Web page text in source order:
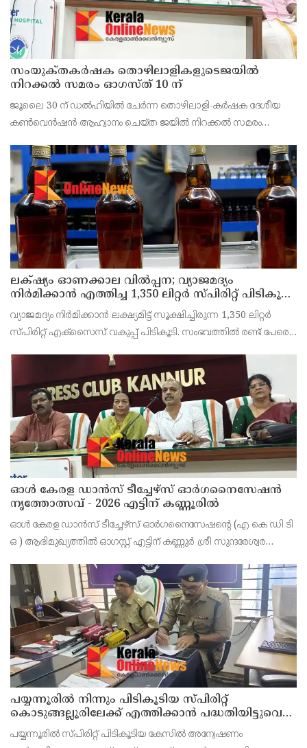
സംയുക്‌തകർഷക തൊഴിലാളികളുടെജയിൽ
നിറക്കൽ സമരം ഓഗസ്ത് 10 ന്
ജൂലൈ 30 ന് ഡൽഹിയിൽ ചേർന്ന തൊഴിലാളി-കർഷക ദേശീയ
കൺവെൻഷൻ ആഹ്വാനം ചെയ്ത ജയിൽ നിറക്കൽ സമരം
തൊഴിലാളി സംഘടനകളുടെ സംയുക്ത ജില്ലാ സമിതി
തീരുമാനിച്ചു.ഇതിന്റെ ഭാഗമായ
ലക്‌ഷ്യം ഓണക്കാല വിൽപ്പന; വ്യാജമദ്യം
നിർമിക്കാൻ എത്തിച്ച 1,350 ലിറ്റർ സ്പിരിറ്റ് പിടികൂടി;
രണ്ട് പേർ അറസ്റ്റിൽ
വ്യാജമദ്യം നിർമിക്കാൻ ലക്ഷ്യമിട്ട് സൂക്ഷിച്ചിരുന്ന 1,350 ലിറ്റർ
സ്പിരിറ്റ് എക്സൈസ് വകുപ്പ് പിടികൂടി. സംഭവത്തിൽ രണ്ട് പേരെ
കോട്ടക്കുളങ്ങരയിലെ ഹോളോബ്രിക
ഓൾ കേരള ഡാൻസ് ടീച്ചേഴ്സ് ഓർഗനൈസേഷൻ
നൃത്തോത്സവ് - 2026 എട്ടിന് കണ്ണൂരിൽ
ഓൾ കേരള ഡാൻസ് ടീച്ചേഴ്സ് ഓർഗനൈസേഷൻ്റെ (എ കെ ഡി ടി
ഒ ) ആഭിമുഖ്യത്തിൽ ഓഗസ്റ്റ് എട്ടിന് കണ്ണുർ ശ്രീ സുന്ദരേശ്വര
സംഘാടകർ കണ്ണൂർ പ്രസ് ക്ളബ്ബിൽ വാർത്താ സമ
പയ്യന്നൂരിൽ നിന്നും പിടികൂടിയ സ്പിരിറ്റ്
കൊടുങ്ങല്ലൂരിലേക്ക് എത്തിക്കാൻ പദ്ധതിയിട്ടുവെന്ന്
എക്സൈസ് ഡെപ്യൂട്ടി കമ്മിഷണർ
പയ്യന്നൂരിൽ സ്പിരിറ്റ് പിടികൂടിയ കേസിൽ അന്വേഷണം